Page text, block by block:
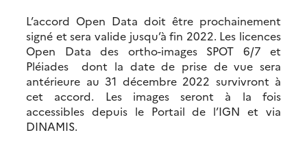
L’accord Open Data doit être prochainement
signé et sera valide jusqu’à fin 2022. Les licences
Open Data des ortho-images SPOT 6/7 et
Pléiades dont la date de prise de vue sera
antérieure au 31 décembre 2022 survivront à
cet accord. Les images seront à la fois
accessibles depuis le Portail de l’IGN et via
DINAMIS.